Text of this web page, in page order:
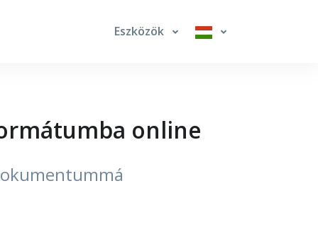
Eszközök
online